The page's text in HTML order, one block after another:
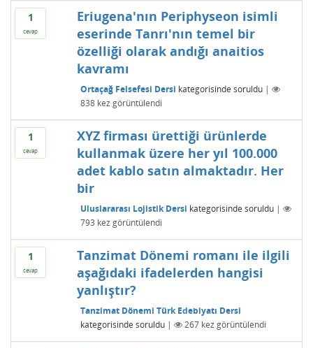
1
cevap
Eriugena'nın Periphyseon isimli
eserinde Tanrı'nın temel bir
özelliği olarak andığı anaitios
kavramı
Ortaçağ Felsefesi Dersi kategorisinde soruldu |
838kez görüntülendi
1
cevap
XYZ firması ürettiği ürünlerde
kullanmak üzere her yıl 100.000
adet kablo satın almaktadır. Her
bir
Uluslararası Lojistik Dersi kategorisinde soruldu |
793 kez görüntülendi
1
cevap
Tanzimat Dönemi romanı ile ilgili
aşağıdaki ifadelerden hangisi
yanlıştır?
Tanzimat Dönemi Türk Edebiyatı Dersi
kategorisinde soruldu | 267kez görüntülendi